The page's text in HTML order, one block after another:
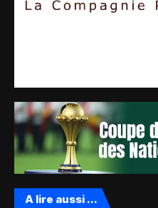
A lire aussi ...